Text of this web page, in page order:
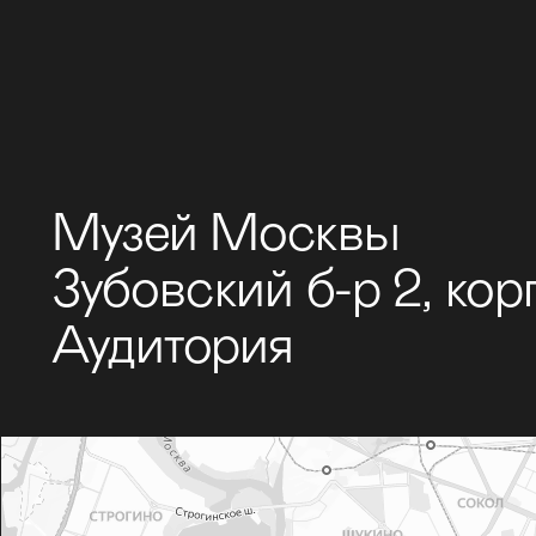
Музей Москвы
Зубовский б-р 2,
Аудитория